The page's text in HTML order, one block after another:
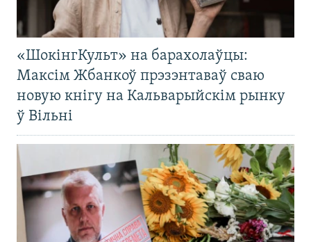
«ШокінгКульт» на барахолаўцы:
Максім Жбанкоў прэзэнтаваў сваю
новую кнігу на Кальварыйскім рынку
ў Вільні